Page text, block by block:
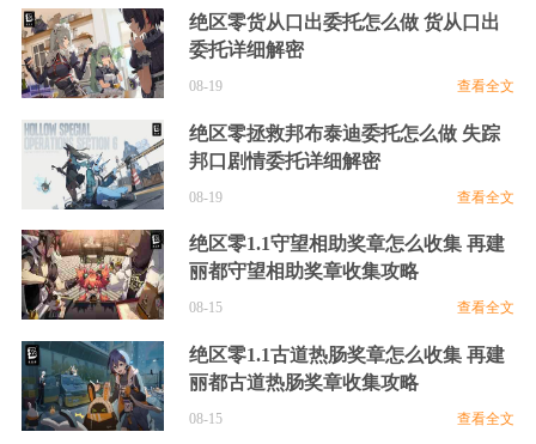
绝区零货从口出委托怎么做 货从口出
委托详细解密
08-19 查看全文
绝区零拯救邦布泰迪委托怎么做 失踪
邦口剧情委托详细解密
08-19 查看全文
绝区零1.1守望相助奖章怎么收集 再建
丽都守望相助奖章收集攻略
08-15 查看全文
绝区零1.1古道热肠奖章怎么收集 再建
丽都古道热肠奖章收集攻略
08-15 查看全文